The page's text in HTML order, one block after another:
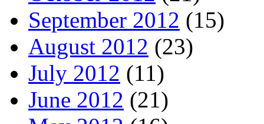
September 2012 (15)
August 2012 (23)
July 2012 (11)
June 2012 (21)